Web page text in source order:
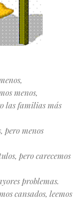
menos,
las familias más
pero menos
pero carecemos
problemas.
cansados, leemos